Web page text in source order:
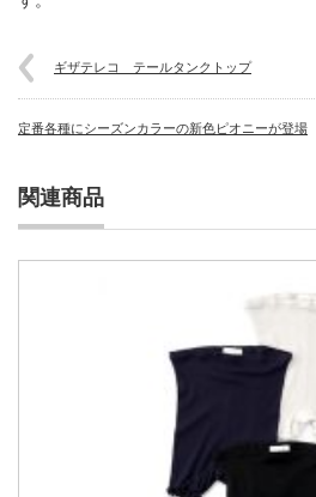
ギザテレコ テールタンクトップ
定番各種にシーズンカラーの新色ピオニーが登場
関連商品